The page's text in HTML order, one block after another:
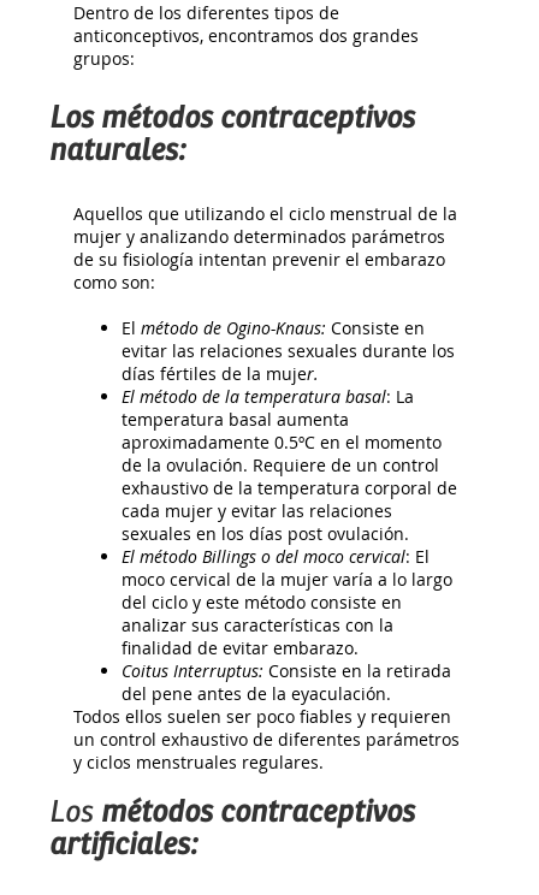
Dentro de los diferentes tipos de
anticonceptivos, encontramos dos grandes
grupos:
Los métodos contraceptivos
naturales:
Aquellos que utilizando el ciclo menstrual de la
mujer y analizando determinados parámetros
de su fisiología intentan prevenir el embarazo
como son:
El método de Ogino-Knaus: Consiste en
evitar las relaciones sexuales durante los
días fértiles de la mujer.
El método de la temperatura basal: La
temperatura basal aumenta
aproximadamente 0.5ºC en el momento
de la ovulación. Requiere de un control
exhaustivo de la temperatura corporal de
cada mujer y evitar las relaciones
sexuales en los días post ovulación.
El método Billings o del moco cervical: El
moco cervical de la mujer varía a lo largo
del ciclo y este método consiste en
analizar sus características con la
finalidad de evitar embarazo.
Coitus Interruptus: Consiste en la retirada
del pene antes de la eyaculación.
Todos ellos suelen ser poco fiables y requieren
un control exhaustivo de diferentes parámetros
y ciclos menstruales regulares.
Los métodos contraceptivos
artificiales: